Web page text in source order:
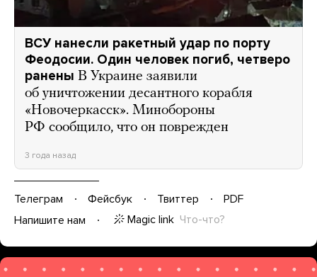
ВСУ нанесли ракетный удар по порту
Феодосии. Один человек погиб, четверо
ранены В Украине заявили
об уничтожении десантного корабля
«Новочеркасск». Минобороны
РФ сообщило, что он поврежден
3 года назад
Телеграм Фейсбук Твиттер
PDF
Напишите нам
Magic link Что-что?